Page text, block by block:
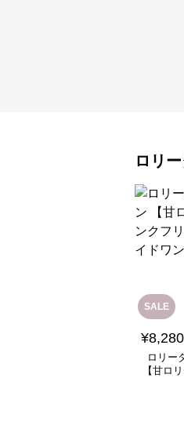
ロリ
SALE
¥8,280
ロリー
【甘ロ